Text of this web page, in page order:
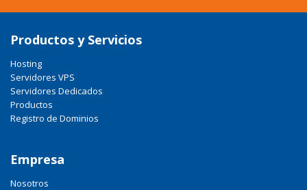
Productos y Servicios
Hosting
Servidores VPS
Servidores Dedicados
Productos
Registro de Dominios
Empresa
Nosotros